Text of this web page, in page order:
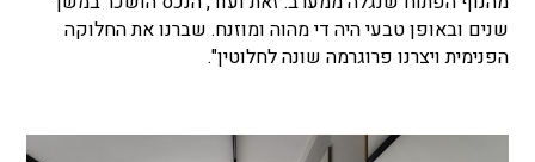
שנים ובאופן טבעי היה די מהוה ומוזנח. שברנו את החלוקה
הפנימית ויצרנו פרוגרמה שונה לחלוטין".